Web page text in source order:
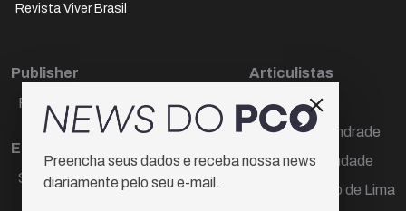
Revista Viver Brasil
Publisher
Paulo Cesar de Oliveira
Editora Chefe
Sueli Cotta
Articulistas
Décio Freire
Dr Marcos Andrade
Hamilton Trindade
Igor Carvalho de Lima
Preencha seus dados e receba nossa news
diariamente pelo seu e-mail.